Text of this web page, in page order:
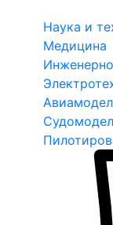
Наука и
Медицина